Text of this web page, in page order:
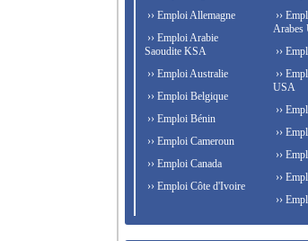
›› Emploi Allemagne
›› Emploi Arabie
Saoudite KSA
›› Emploi Australie
›› Emploi Belgique
›› Emploi Bénin
›› Emploi Cameroun
›› Emploi Canada
›› Emploi Côte d'Ivoire
››
Arabes
››
››
USA
››
››
››
››
››